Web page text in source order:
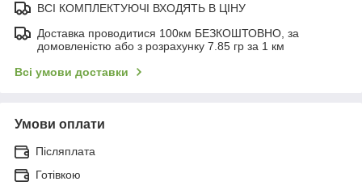
ВСІ КОМПЛЕКТУЮЧІ ВХОДЯТЬ В ЦІНУ
Доставка проводитися 100км БЕЗКОШТОВНО, за
домовленістю або з розрахунку 7.85 гр за 1 км
Всі умови доставки
Умови оплати
Післяплата
Готівкою